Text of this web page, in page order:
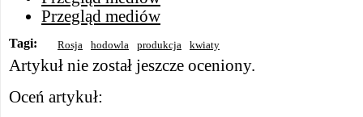
Przegląd mediów
Tagi: Rosja hodowla produkcja kwiaty
Artykuł nie został jeszcze oceniony.
Oceń artykuł: